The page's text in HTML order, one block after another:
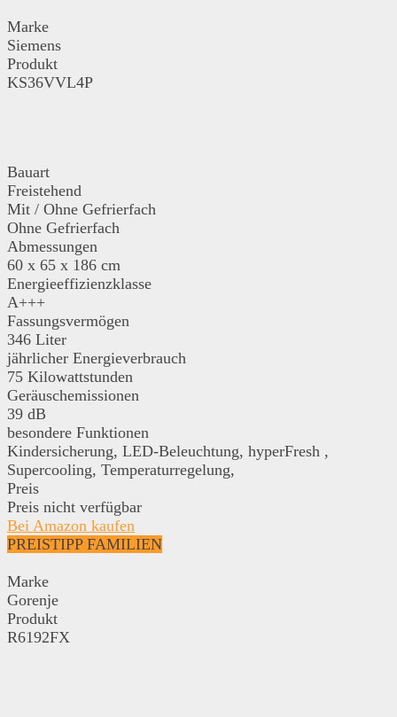
Marke
Siemens
Produkt
KS36VVL4P
Bauart
Freistehend
Mit / Ohne Gefrierfach
Ohne Gefrierfach
Abmessungen
60 x 65 x 186 cm
Energieeffizienzklasse
A+++
Fassungsvermögen
346 Liter
jährlicher Energieverbrauch
75 Kilowattstunden
Geräuschemissionen
39 dB
besondere Funktionen
Kindersicherung, LED-Beleuchtung, hyperFresh ,
Supercooling, Temperaturregelung,
Preis
Preis nicht verfügbar
Bei Amazon kaufen
PREISTIPP FAMILIEN
Marke
Gorenje
Produkt
R6192FX